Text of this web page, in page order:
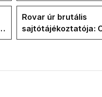
Rovar úr brutális
sajtótájékoztatója:
és a Vadhajtások a